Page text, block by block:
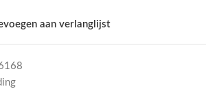
aan verlanglijst